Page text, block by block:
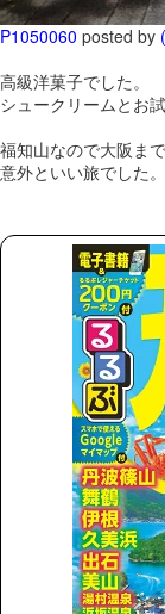
P1050060 posted by
高級洋菓子でした。
シュークリームとお
福知山なので大阪ま
意外といい旅でした。